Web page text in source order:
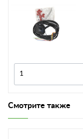
Смотрите также